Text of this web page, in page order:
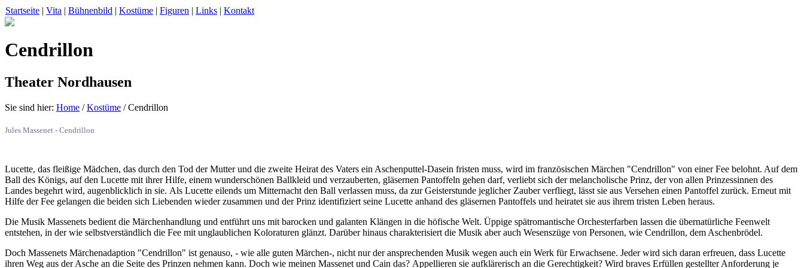
Startseite | Vita | Bühnenbild | Kostüme | Figuren | Links | Kontakt
Cendrillon
Theater Nordhausen
Sie sind hier: Home /Kostüme / Cendrillon
Jules Massenet - Cendrillon
Lucette, das fleißige Mädchen, das durch den Tod der Mutter und die zweite Heirat des Vaters ein Aschenputtel-Dasein fristen muss, wird im französischen Märchen "Cendrillon" von einer Fee belohnt. Auf dem
Ball des Königs, auf den Lucette mit ihrer Hilfe, einem wunderschönen Ballkleid und verzauberten, gläsernen Pantoffeln gehen darf, verliebt sich der melancholische Prinz, der von allen Prinzessinnen des
Landes begehrt wird, augenblicklich in sie. Als Lucette eilends um Mitternacht den Ball verlassen muss, da zur Geisterstunde jeglicher Zauber verfliegt, lässt sie aus Versehen einen Pantoffel zurück. Erneut mit
Hilfe der Fee gelangen die beiden sich Liebenden wieder zusammen und der Prinz identifiziert seine Lucette anhand des gläsernen Pantoffels und heiratet sie aus ihrem tristen Leben heraus.
Die Musik Massenets bedient die Märchenhandlung und entführt uns mit barocken und galanten Klängen in die höfische Welt. Üppige spätromantische Orchesterfarben lassen die übernatürliche Feenwelt
entstehen, in der wie selbstverständlich die Fee mit unglaublichen Koloraturen glänzt. Darüber hinaus charakterisiert die Musik aber auch Wesenszüge von Personen, wie Cendrillon, dem Aschenbrödel.
Doch Massenets Märchenadaption "Cendrillon" ist genauso, - wie alle guten Märchen-, nicht nur der ansprechenden Musik wegen auch ein Werk für Erwachsene. Jeder wird sich daran erfreuen, dass Lucette
ihren Weg aus der Asche an die Seite des Prinzen nehmen kann. Doch wie meinen Massenet und Cain das? Appellieren sie aufklärerisch an die Gerechtigkeit? Wird braves Erfüllen gestellter Anforderung je